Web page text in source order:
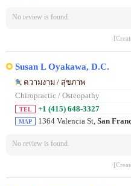
No review is found.
Susan L Oyakawa, D.C.
ความงาม / สุขภาพ
Chiropractic / Osteopathy
TEL +1 (415) 648-3327
MAP 1364 Valencia St, San
No review is found.